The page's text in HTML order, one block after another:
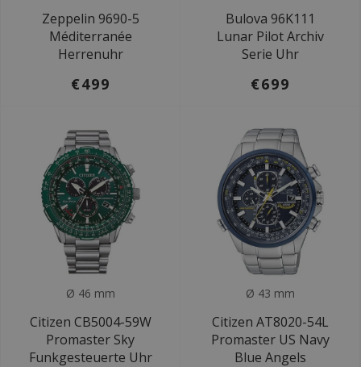
Zeppelin 9690-5
Méditerranée
Herrenuhr
€499
Bulova 96K111
Lunar Pilot Archiv
Serie Uhr
€699
Ø 46 mm
Citizen CB5004-59W
Promaster Sky
Funkgesteuerte Uhr
Ø 43 mm
Citizen AT8020-54L
Promaster US Navy
Blue Angels